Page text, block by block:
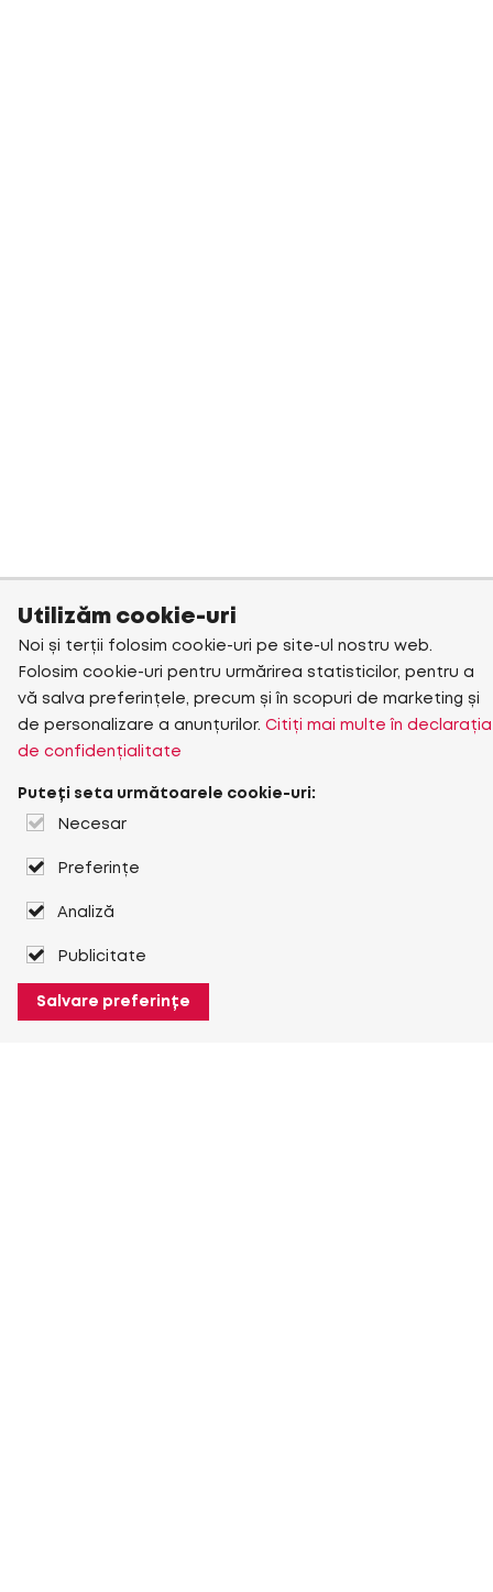
Utilizăm cookie-uri
Noi și terții folosim cookie-uri pe site-ul nostru web.
Folosim cookie-uri pentru urmărirea statisticilor, pentru a
vă salva preferințele, precum și în scopuri de marketing și
de personalizare a anunțurilor. Citiți mai multe în declarația
de confidențialitate
Puteți seta următoarele cookie-uri:
Necesar
Preferințe
Analiză
Publicitate
Salvare preferințe